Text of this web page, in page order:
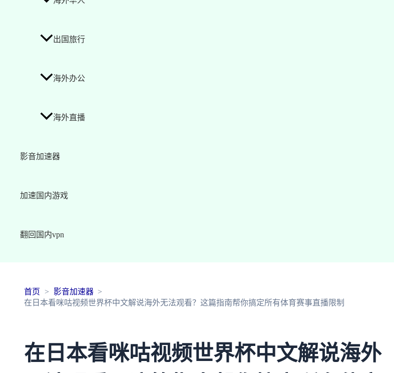
出国旅行
海外办公
海外直播
影音加速器
加速国内游戏
翻回国内vpn
首页
影音加速器
在日本看咪咕视频世界杯中文解说海外无法观看？这篇指南帮你搞定所有体育赛事直播限制
在日本看咪咕视频世界杯中文解说海外